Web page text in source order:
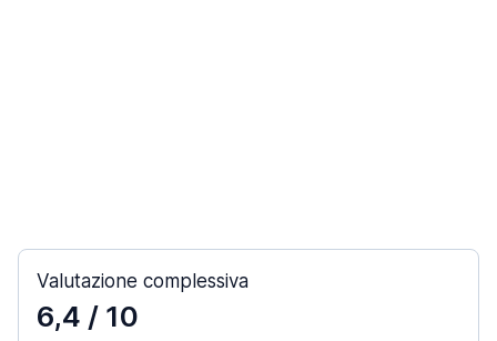
Valutazione complessiva
6,4 / 10